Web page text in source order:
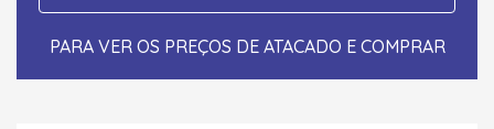
PARA VER OS PREÇOS DE ATACADO E COMPRAR